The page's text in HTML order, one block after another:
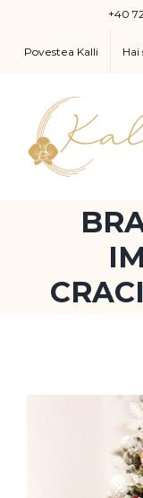
content
+40
Povestea Kalli Hai